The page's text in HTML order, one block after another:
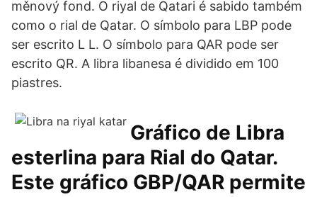
měnový fond. O riyal de Qatari é sabido também
como o rial de Qatar. O símbolo para LBP pode
ser escrito L L. O símbolo para QAR pode ser
escrito QR. A libra libanesa é dividido em 100
piastres.
Gráfico de Libra
esterlina para Rial do Qatar.
Este gráfico GBP/QAR permite